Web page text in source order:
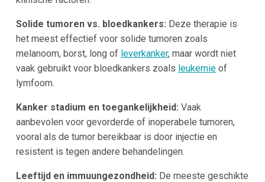
Solide tumoren vs. bloedkankers: Deze therapie is
het meest effectief voor solide tumoren zoals
melanoom, borst, long of leverkanker, maar wordt niet
vaak gebruikt voor bloedkankers zoals leukemieof
lymfoom.
Kanker stadium en toegankelijkheid: Vaak
aanbevolen voor gevorderde of inoperabele tumoren,
vooral als de tumor bereikbaar is door injectie en
resistent is tegen andere behandelingen.
Leeftijd en immuungezondheid: De meeste geschikte